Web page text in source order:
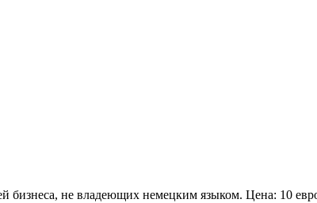
бизнеса, не владеющих немецким языком. Цена: 10